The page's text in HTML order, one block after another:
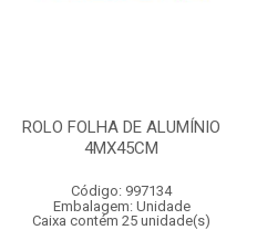
ROLO FOLHA DE ALUMÍNIO
4MX45CM
Código: 997134
Embalagem: Unidade
Caixa contém 25 unidade(s)